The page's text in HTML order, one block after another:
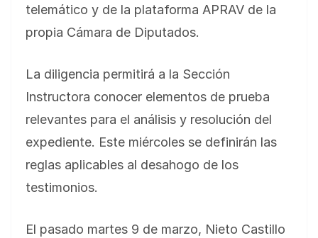
telemático y de la plataforma APRAV de la
propia Cámara de Diputados.
La diligencia permitirá a la Sección
Instructora conocer elementos de prueba
relevantes para el análisis y resolución del
expediente. Este miércoles se definirán las
reglas aplicables al desahogo de los
testimonios.
El pasado martes 9 de marzo, Nieto Castillo